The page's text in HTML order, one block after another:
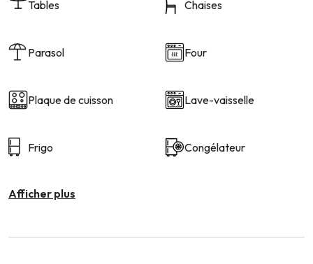
Tables Chaises
Parasol Four
Plaque de cuisson Lave-vaisselle
Frigo Congélateur
Afficher plus